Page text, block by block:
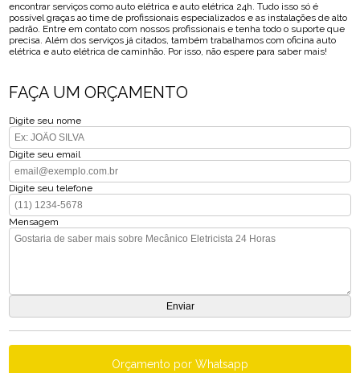
encontrar serviços como auto elétrica e auto elétrica 24h. Tudo isso só é
possível graças ao time de profissionais especializados e as instalações de alto
padrão. Entre em contato com nossos profissionais e tenha todo o suporte que
precisa. Além dos serviços já citados, também trabalhamos com oficina auto
elétrica e auto elétrica de caminhão. Por isso, não espere para saber mais!
FAÇA UM ORÇAMENTO
Digite seu nome
Digite seu email
Digite seu telefone
Mensagem
Orçamento por Whatsapp